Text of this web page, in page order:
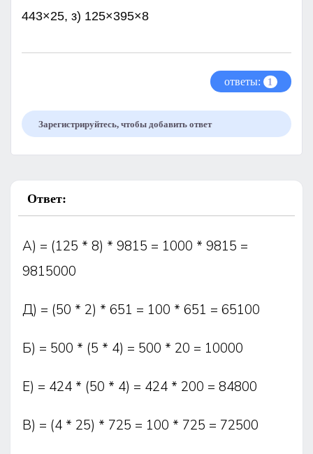
443×25, з) 125×395×8​
ответы: 1
Зарегистрируйтесь, чтобы добавить ответ
Ответ:
А) = (125 * 8) * 9815 = 1000 * 9815 =
9815000
Д) = (50 * 2) * 651 = 100 * 651 = 65100
Б) = 500 * (5 * 4) = 500 * 20 = 10000
Е) = 424 * (50 * 4) = 424 * 200 = 84800
В) = (4 * 25) * 725 = 100 * 725 = 72500